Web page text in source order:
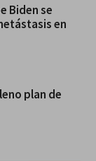
Biden se
en
plan de